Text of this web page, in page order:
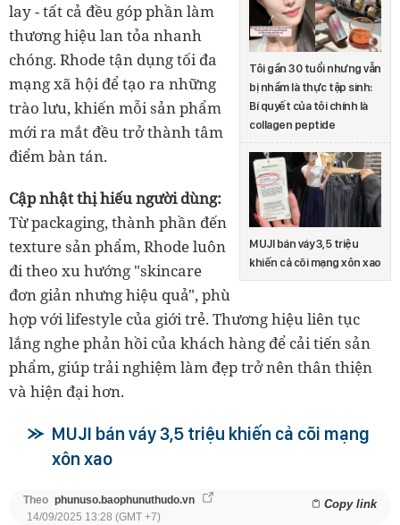
Tôi gần 30 tuổi nhưng vẫn
bị nhầm là thực tập sinh:
Bí quyết của tôi chính là
collagen peptide
MUJI bán váy 3,5 triệu
khiến cả cõi mạng xôn xao
lay - tất cả đều góp phần làm
thương hiệu lan tỏa nhanh
chóng. Rhode tận dụng tối đa
mạng xã hội để tạo ra những
trào lưu, khiến mỗi sản phẩm
mới ra mắt đều trở thành tâm
điểm bàn tán.
Cập nhật thị hiếu người dùng:
Từ packaging, thành phần đến
texture sản phẩm, Rhode luôn
đi theo xu hướng "skincare
đơn giản nhưng hiệu quả", phù
hợp với lifestyle của giới trẻ. Thương hiệu liên tục
lắng nghe phản hồi của khách hàng để cải tiến sản
phẩm, giúp trải nghiệm làm đẹp trở nên thân thiện
và hiện đại hơn.
MUJI bán váy 3,5 triệu khiến cả cõi mạng
xôn xao
Theo phunuso.baophunuthudo.vn Copy link
14/09/2025 13:28 (GMT +7)